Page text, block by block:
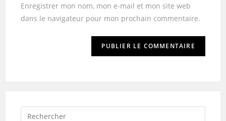
Enregistrer mon nom, mon e-mail et mon site web
dans le navigateur pour mon prochain commentaire.